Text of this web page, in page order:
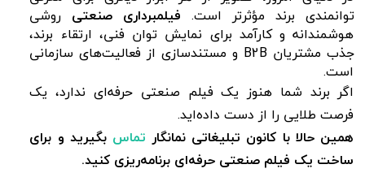
توانمندی برند مؤثرتر است. فیلمبرداری صنعتی روشی
هوشمندانه و کارآمد برای نمایش توان فنی، ارتقاء برند،
جذب مشتریان B2B و مستندسازی از فعالیت‌های سازمانی
است.
اگر برند شما هنوز یک فیلم صنعتی حرفه‌ای ندارد، یک
فرصت طلایی را از دست داده‌اید.
همین حالا با کانون تبلیغاتی نمانگار تماس بگیرید و برای
ساخت یک فیلم صنعتی حرفه‌ای برنامه‌ریزی کنید.